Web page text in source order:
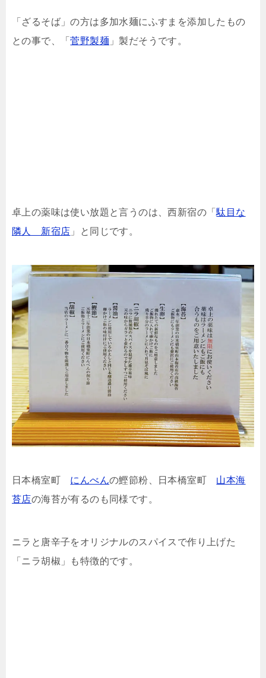
「ざるそば」の方は多加水麺にふすまを添加したもの
との事で、「菅野製麺 」製だそうです。
卓上の薬味は使い放題と言うのは、西新宿の「駄目な
隣人 新宿店 」と同じです。
日本橋室町 にんべんの鰹節粉、日本橋室町 山本海
苔店の海苔が有るのも同様です。
ニラと唐辛子をオリジナルのスパイスで作り上げた
「ニラ胡椒」も特徴的です。